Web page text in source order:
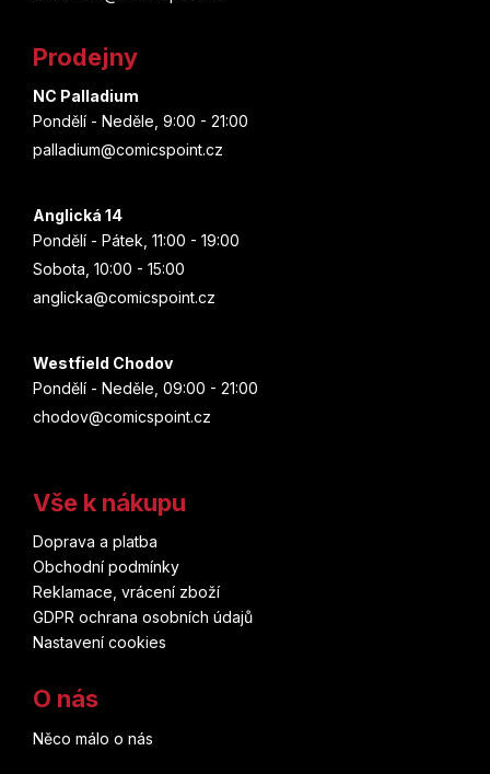
Prodejny
NC Palladium
Pondělí - Neděle, 9:00 - 21:00
palladium@comicspoint.cz
Anglická 14
Pondělí - Pátek, 11:00 - 19:00
Sobota, 10:00 - 15:00
anglicka@comicspoint.cz
Westfield Chodov
Pondělí - Neděle, 09:00 - 21:00
chodov@comicspoint.cz
Vše k nákupu
Doprava a platba
Obchodní podmínky
Reklamace, vrácení zboží
GDPR ochrana osobních údajů
Nastavení cookies
O nás
Něco málo o nás